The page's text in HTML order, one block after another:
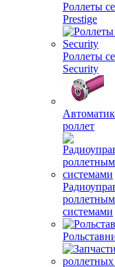
Роллеты
Prestige
Роллеты
Security
роллет
системами